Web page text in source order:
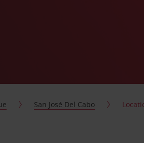
San José Del Cabo